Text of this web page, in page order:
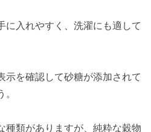
に入れやすく、洗濯にも適して
示を確認して砂糖が添加されて
種類がありますが、純粋な穀物